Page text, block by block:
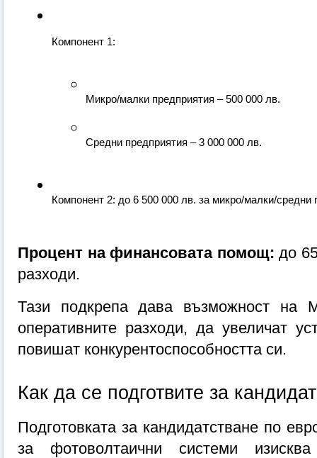
Компонент 1:
Микро/малки предприятия – 500 000 лв.
Средни предприятия – 3 000 000 лв.
Компонент 2: до 6 500 000 лв. за микро/малки/средни
Процент на финансовата помощ: до
разходи.
Тази подкрепа дава възможност на
оперативните разходи, да увеличат
повишат конкурентоспособността си.
Как да се подготвите за
Подготовката за кандидатстване по
за фотоволтаични системи